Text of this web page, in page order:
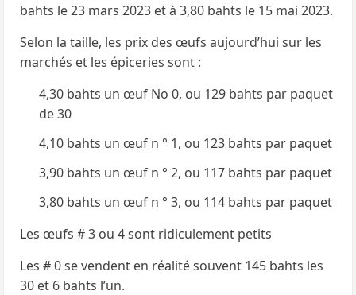
bahts le 23 mars 2023 et à 3,80 bahts le 15 mai 2023.
Selon la taille, les prix des œufs aujourd’hui sur les
marchés et les épiceries sont :
4,30 bahts un œuf No 0, ou 129 bahts par paquet
de 30
4,10 bahts un œuf n ° 1, ou 123 bahts par paquet
3,90 bahts un œuf n ° 2, ou 117 bahts par paquet
3,80 bahts un œuf n ° 3, ou 114 bahts par paquet
Les œufs # 3 ou 4 sont ridiculement petits
Les # 0 se vendent en réalité souvent 145 bahts les
30 et 6 bahts l’un.